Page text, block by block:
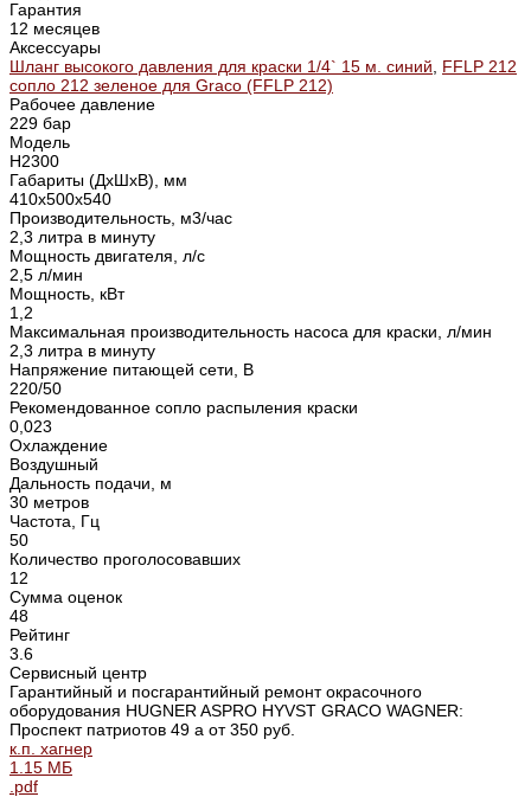
Гарантия
12 месяцев
Аксессуары
Шланг высокого давления для краски 1/4` 15 м. синий
FFLP 212
сопло 212 зеленое для Graco (FFLP 212)
Рабочее давление
229 бар
Модель
Н2300
Габариты (ДхШхВ), мм
410х500х540
Производительность, м3/час
2,3 литра в минуту
Мощность двигателя, л/с
2,5 л/мин
Мощность, кВт
1,2
Максимальная производительность насоса для краски, л/мин
2,3 литра в минуту
Напряжение питающей сети, В
220/50
Рекомендованное сопло распыления краски
0,023
Охлаждение
Воздушный
Дальность подачи, м
30 метров
Частота, Гц
50
Количество проголосовавших
12
Сумма оценок
48
Рейтинг
3.6
Сервисный центр
Гарантийный и посгарантийный ремонт окрасочного
оборудования HUGNER ASPRO HYVST GRACO WAGNER:
Проспект патриотов 49 а от 350 руб.
к.п. хагнер
1.15 МБ
.pdf